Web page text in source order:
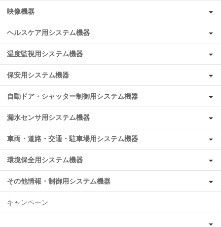
映像機器
ヘルスケア用システム機器
温度監視用システム機器
保安用システム機器
自動ドア・シャッター制御用システム機器
漏水センサ用システム機器
車両・道路・交通・駐車場用システム機器
環境保全用システム機器
その他情報・制御用システム機器
キャンペーン